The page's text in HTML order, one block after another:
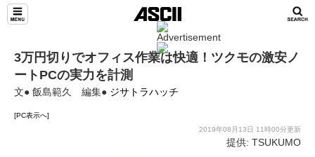
3万円切りでオフィス作業は快適！ツクモの激安ノ
ートPCの実力を計測
文● 飯島範久 編集● ジサトラハッチ
[PC表示へ]
2019年08月13日 11時00分更新
提供: TSUKUMO